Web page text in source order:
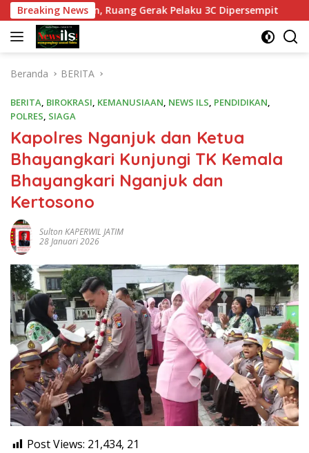
Langsung
ke
konten
Breaking News
Ruang Gerak Pelaku 3C Dipersempit Polres
Beranda BERITA
BERITA, BIROKRASI, KEMANUSIAAN, NEWS ILS, PENDIDIKAN,
POLRES, SIAGA
Kapolres Nganjuk dan Ketua
Bhayangkari Kunjungi TK Kemala
Bhayangkari Nganjuk dan
Kertosono
Sulton KAPERWIL JATIM
28 Januari 2026
Post Views: 21,434, 21